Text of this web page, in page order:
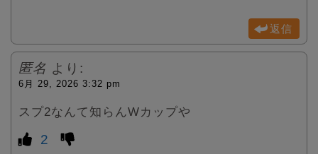
返信
匿名 より:
6月 29, 2026 3:32 pm
スプ2なんて知らんWカップや
2